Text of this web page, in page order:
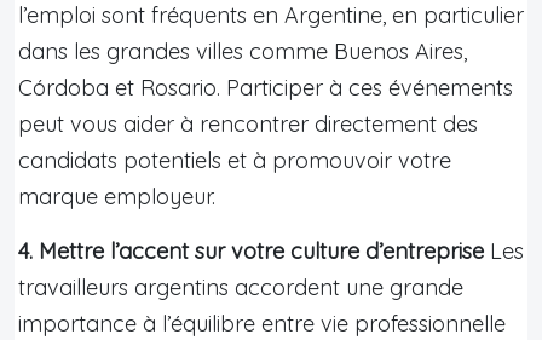
l’emploi sont fréquents en Argentine, en particulier
dans les grandes villes comme Buenos Aires,
Córdoba et Rosario. Participer à ces événements
peut vous aider à rencontrer directement des
candidats potentiels et à promouvoir votre
marque employeur.
4. Mettre l’accent sur votre culture d’entreprise Les
travailleurs argentins accordent une grande
importance à l’équilibre entre vie professionnelle